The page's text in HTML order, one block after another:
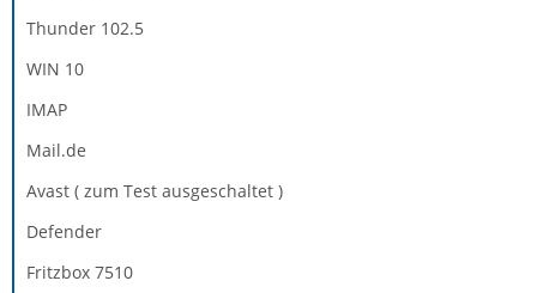
Thunder 102.5
WIN 10
IMAP
Mail.de
Avast ( zum Test ausgeschaltet )
Defender
Fritzbox 7510